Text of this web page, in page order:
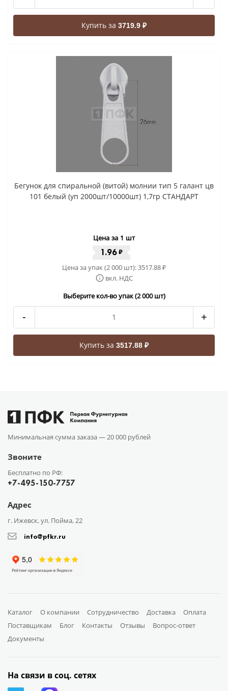
Купить за 3719.9 ₽
Бегунок для спиральной (витой) молнии тип 5 галант цв
101 белый (уп 2000шт/10000шт) 1,7гр СТАНДАРТ
Цена за 1 шт
1.96₽
Цена за упак (2 000 шт):3517.88₽
вкл. НДС
Выберите кол-во упак (2 000 шт)
- +
Купить за 3517.88 ₽
Минимальная сумма заказа — 20 000 рублей
Звоните
Бесплатно по РФ:
+7-495-150-7757
Адрес
г. Ижевск, ул. Пойма, 22
info@pfkr.ru
Каталог О компании Сотрудничество Доставка
Оплата
Поставщикам
Блог Контакты Отзывы
Вопрос-ответ
Документы
На связи в соц. сетях